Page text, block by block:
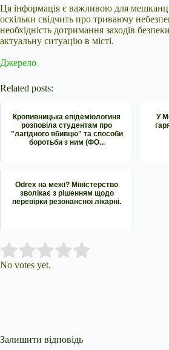
Ця інформація є важливою для
оскільки свідчить про триваючу
необхідність дотримання заходів
актуальну ситуацію в місті.
Джерело
Related posts:
Кропивницька епідеміологиня
розповіла студентам про
"лагідного вбивцю" та способи
боротьби з ним (ФО...
У
Odrex на межі? Міністерство
зволікає з рішенням щодо
перевірки резонансної лікарні.
Rate this item:
No votes yet.
Залишити відповідь